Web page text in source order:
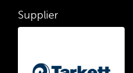
Supplier